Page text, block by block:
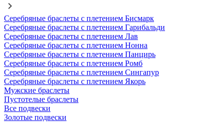
Серебряные браслеты с плетением Бисмарк
Серебряные браслеты с плетением Гарибальди
Серебряные браслеты с плетением Лав
Серебряные браслеты с плетением Нонна
Серебряные браслеты с плетением Панцирь
Серебряные браслеты с плетением Ромб
Серебряные браслеты с плетением Сингапур
Серебряные браслеты с плетением Якорь
Мужские браслеты
Пустотелые браслеты
Все подвески
Золотые подвески